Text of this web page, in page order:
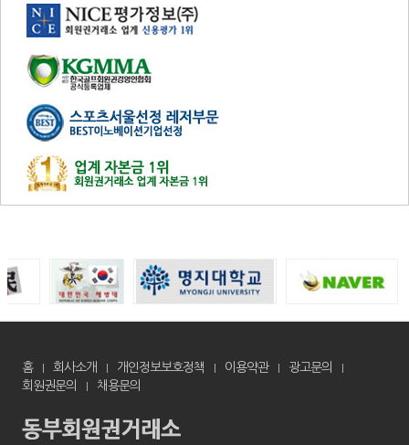
홈 회사소개 개인정보보호정책 이용약관
광고문의
회원권문의
채용문의